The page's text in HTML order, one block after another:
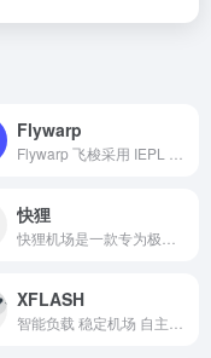
Flywarp
快狸
XFLASH